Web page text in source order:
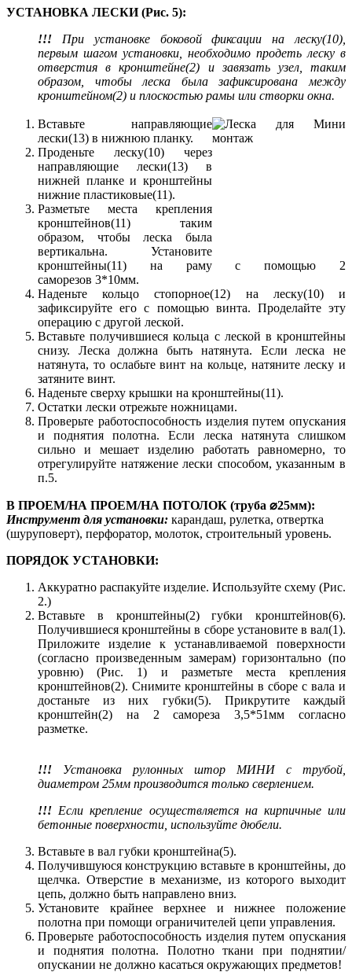
УСТАНОВКА ЛЕСКИ (Рис. 5):
!!! При установке боковой фиксации на леску(10),
первым шагом установки, необходимо продеть леску в
отверстия в кронштейне(2) и завязать узел, таким
образом, чтобы леска была зафиксирована между
кронштейном(2) и плоскостью рамы или створки окна.
Вставьте направляющие
лески(13) в нижнюю планку.
Проденьте леску(10) через
направляющие лески(13) в
нижней планке и кронштейны
нижние пластиковые(11).
Разметьте места крепления
кронштейнов(11) таким
образом, чтобы леска была
вертикальна. Установите
кронштейны(11) на раму с помощью 2
саморезов 3*10мм.
Наденьте кольцо стопорное(12) на леску(10) и
зафиксируйте его с помощью винта. Проделайте эту
операцию с другой леской.
Вставьте получившиеся кольца с леской в кронштейны
снизу. Леска должна быть натянута. Если леска не
натянута, то ослабьте винт на кольце, натяните леску и
затяните винт.
Наденьте сверху крышки на кронштейны(11).
Остатки лески отрежьте ножницами.
Проверьте работоспособность изделия путем опускания
и поднятия полотна. Если леска натянута слишком
сильно и мешает изделию работать равномерно, то
отрегулируйте натяжение лески способом, указанным в
п.5.
В ПРОЕМ/НА ПРОЕМ/НА ПОТОЛОК (труба ⌀25мм):
Инструмент для установки: карандаш, рулетка, отвертка
(шуруповерт), перфоратор, молоток, строительный уровень.
ПОРЯДОК УСТАНОВКИ:
Аккуратно распакуйте изделие. Используйте схему (Рис.
2.)
Вставьте в кронштейны(2) губки кронштейнов(6).
Получившиеся кронштейны в сборе установите в вал(1).
Приложите изделие к устанавливаемой поверхности
(согласно произведенным замерам) горизонтально (по
уровню) (Рис. 1) и разметьте места крепления
кронштейнов(2). Снимите кронштейны в сборе с вала и
достаньте из них губки(5). Прикрутите каждый
кронштейн(2) на 2 самореза 3,5*51мм согласно
разметке.
!!! Установка рулонных штор МИНИ с трубой,
диаметром 25мм производится только сверлением.
!!! Если крепление осуществляется на кирпичные или
бетонные поверхности, используйте дюбели.
Вставьте в вал губки кронштейна(5).
Получившуюся конструкцию вставьте в кронштейны, до
щелчка. Отверстие в механизме, из которого выходит
цепь, должно быть направлено вниз.
Установите крайнее верхнее и нижнее положение
полотна при помощи ограничителей цепи управления.
Проверьте работоспособность изделия путем опускания
и поднятия полотна. Полотно ткани при поднятии/
опускании не должно касаться окружающих предметов!